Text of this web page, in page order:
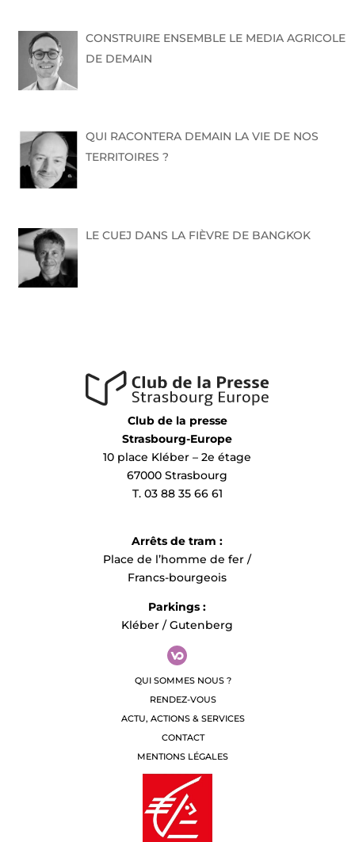
CONSTRUIRE ENSEMBLE LE MEDIA AGRICOLE
DE DEMAIN
QUI RACONTERA DEMAIN LA VIE DE NOS
TERRITOIRES ?
LE CUEJ DANS LA FIÈVRE DE BANGKOK
Club de la presse
Strasbourg-Europe
10 place Kléber – 2e étage
67000 Strasbourg
T. 03 88 35 66 61
Arrêts de tram :
Place de l’homme de fer /
Francs-bourgeois
Parkings :
Kléber / Gutenberg
QUI SOMMES NOUS ?
RENDEZ-VOUS
ACTU, ACTIONS & SERVICES
CONTACT
MENTIONS LÉGALES